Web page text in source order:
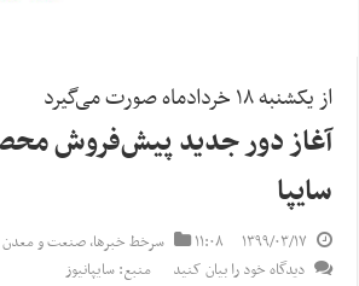
از یکشنبه ۱۸ خردادماه صورت می‌گیرد
آغاز دور جدید پیش‌فروش
سایپا
۱۳۹۹/۰۳/۱۷ ۱۱:۰۸ سرخط خبرها,صنعت و معدن
دیدگاه خود را بیان کنید
منبع: سایپانیوز